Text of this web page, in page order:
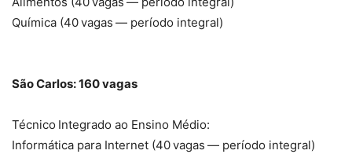
Química (40 vagas — período integral)
São Carlos: 160 vagas
Técnico Integrado ao Ensino Médio:
Informática para Internet (40 vagas — período integral)